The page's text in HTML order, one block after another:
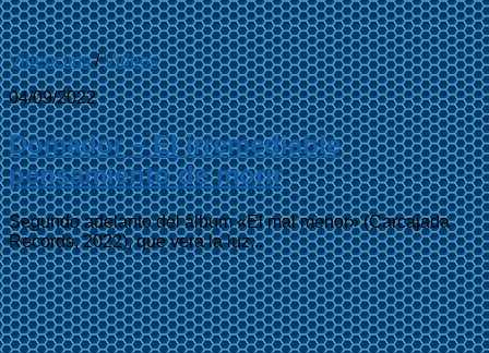
Videoclips/Videos
04/09/2022
Domador – El irremediable
pensamiento de morir
Segundo adelanto del álbum «El mal menor» (Carcajada
Records, 2022), que verá la luz...